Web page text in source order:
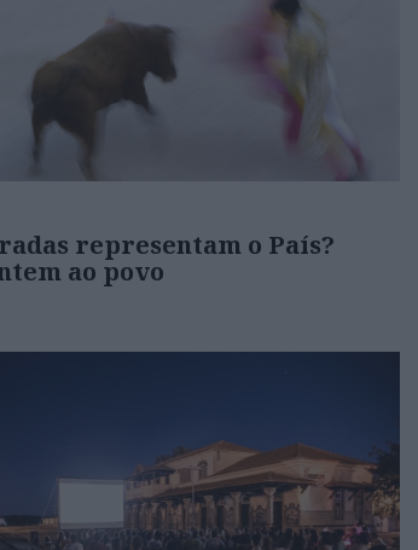
representam o País?
ao povo